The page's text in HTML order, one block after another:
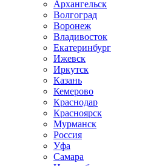
Архангельск
Волгоград
Воронеж
Владивосток
Екатеринбург
Ижевск
Иркутск
Казань
Кемерово
Краснодар
Красноярск
Мурманск
Россия
Уфа
Самара